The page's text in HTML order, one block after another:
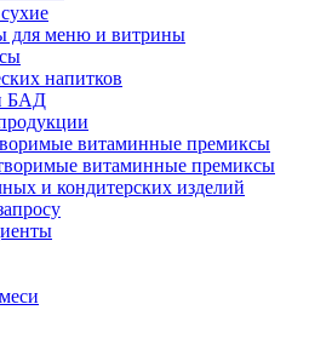
для меню и витрины
напитков
БАД
витаминные премиксы
витаминные премиксы
и кондитерских изделий